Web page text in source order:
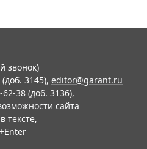
звонок)
3145), editor@garant.ru
38 (доб. 3136),
сайта
тексте,